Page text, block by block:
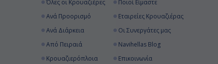
Όλες οι Κρουαζιέρες
Ανά Προορισμό
Ανά Διάρκεια
Από Πειραιά
Κρουαζιερόπλοια
Ποιοί Είμαστε
Εταιρείες Κρουαζιέρας
Οι Συνεργάτες μας
Navihellas Blog
Επικοινωνία